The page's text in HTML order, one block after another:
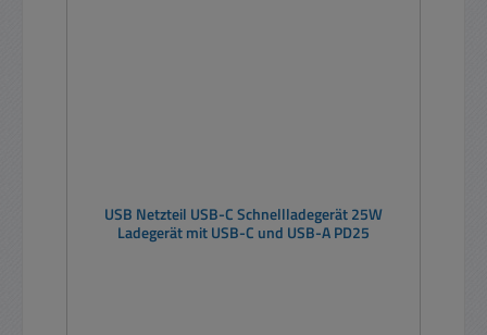
USB Netzteil USB-C Schnellladegerät 25W
Ladegerät mit USB-C und USB-A PD25